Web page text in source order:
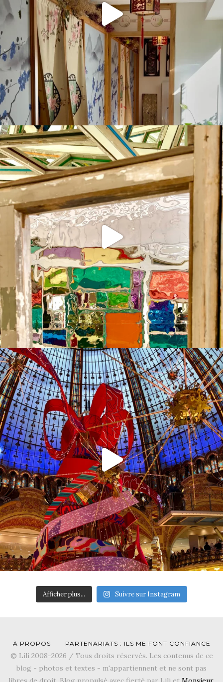
Afficher plus... Suivre sur Instagram
À PROPOS PARTENARIATS : ILS ME FONT CONFIANCE
© Lili 2008-2026 / Tous droits réservés. Les contenus de ce
blog - photos et textes - m'appartiennent et ne sont pas